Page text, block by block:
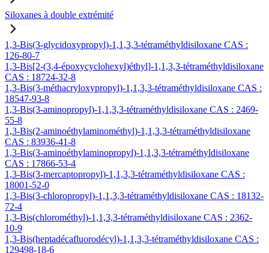
Siloxanes à double extrémité
1,3-Bis(3-glycidoxypropyl)-1,1,3,3-tétraméthyldisiloxane CAS :
126-80-7
1,3-Bis[2-(3,4-époxycyclohexyl)éthyl]-1,1,3,3-tétraméthyldisiloxane
CAS : 18724-32-8
1,3-Bis(3-méthacryloxypropyl)-1,1,3,3-tétraméthyldisiloxane CAS :
18547-93-8
1,3-Bis(3-aminopropyl)-1,1,3,3-tétraméthyldisiloxane CAS : 2469-
55-8
1,3-Bis(2-aminoéthylaminométhyl)-1,1,3,3-tétraméthyldisiloxane
CAS : 83936-41-8
1,3-Bis(3-aminoéthylaminopropyl)-1,1,3,3-tétraméthyldisiloxane
CAS : 17866-53-4
1,3-Bis(3-mercaptopropyl)-1,1,3,3-tétraméthyldisiloxane CAS :
18001-52-0
1,3-Bis(3-chloropropyl)-1,1,3,3-tétraméthyldisiloxane CAS : 18132-
72-4
1,3-Bis(chlorométhyl)-1,1,3,3-tétraméthyldisiloxane CAS : 2362-
10-9
1,3-Bis(heptadécafluorodécyl)-1,1,3,3-tétraméthyldisiloxane CAS :
129498-18-6